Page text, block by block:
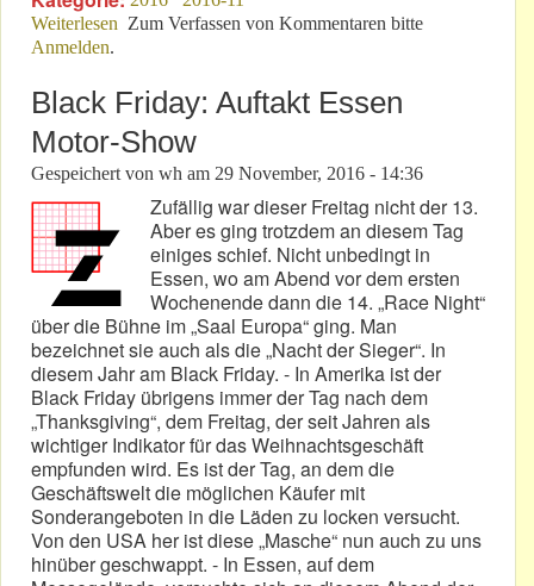
Weiterlesen über Google: ...mit geheimen Algorithmen?
Zum Verfassen von Kommentaren bitte
Anmelden.
Black Friday: Auftakt Essen
Motor-Show
Gespeichert von wh am 29 November, 2016 - 14:36
Zufällig war dieser Freitag nicht der 13.
Aber es ging trotzdem an diesem Tag
einiges schief. Nicht unbedingt in
Essen, wo am Abend vor dem ersten
Wochenende dann die 14. „Race Night“
über die Bühne im „Saal Europa“ ging. Man
bezeichnet sie auch als die „Nacht der Sieger“. In
diesem Jahr am Black Friday. - In Amerika ist der
Black Friday übrigens immer der Tag nach dem
„Thanksgiving“, dem Freitag, der seit Jahren als
wichtiger Indikator für das Weihnachtsgeschäft
empfunden wird. Es ist der Tag, an dem die
Geschäftswelt die möglichen Käufer mit
Sonderangeboten in die Läden zu locken versucht.
Von den USA her ist diese „Masche“ nun auch zu uns
hinüber geschwappt. - In Essen, auf dem